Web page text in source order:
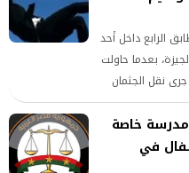
الرابع داخل أحد
بعدما حاولت
نقل الجثمان
مدرسة خاصة
في